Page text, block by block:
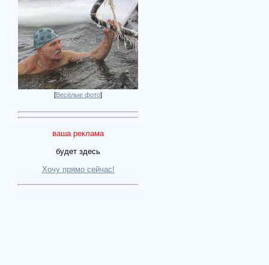
[Весёлые фото]
ваша реклама
будет здесь
Хочу прямо сейчас!